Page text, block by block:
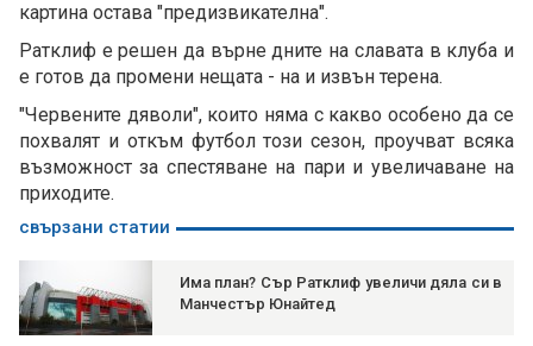
картина остава "предизвикателна".
Ратклиф е решен да върне дните на славата в клуба и
е готов да промени нещата - на и извън терена.
"Червените дяволи", които няма с какво особено да се
похвалят и откъм футбол този сезон, проучват всяка
възможност за спестяване на пари и увеличаване на
приходите.
свързани статии
Има план? Сър Ратклиф увеличи дяла си в
Манчестър Юнайтед